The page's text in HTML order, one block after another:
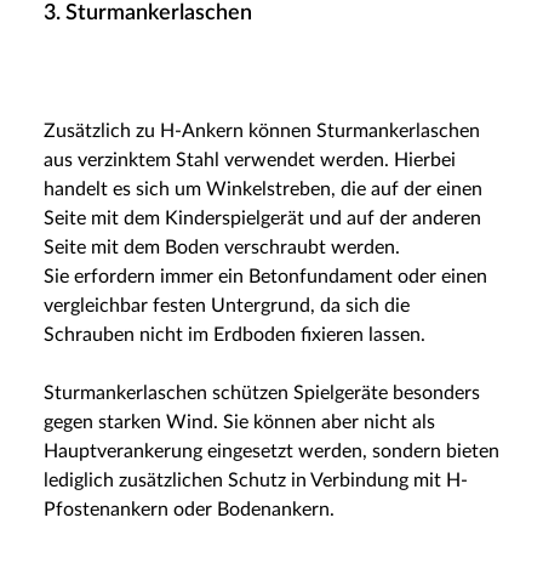
3. Sturmankerlaschen
Zusätzlich zu H-Ankern können Sturmankerlaschen
aus verzinktem Stahl verwendet werden. Hierbei
handelt es sich um Winkelstreben, die auf der einen
Seite mit dem Kinderspielgerät und auf der anderen
Seite mit dem Boden verschraubt werden.
Sie erfordern immer ein Betonfundament oder einen
vergleichbar festen Untergrund, da sich die
Schrauben nicht im Erdboden fixieren lassen.
Sturmankerlaschen schützen Spielgeräte besonders
gegen starken Wind. Sie können aber nicht als
Hauptverankerung eingesetzt werden, sondern bieten
lediglich zusätzlichen Schutz in Verbindung mit H-
Pfostenankern oder Bodenankern.